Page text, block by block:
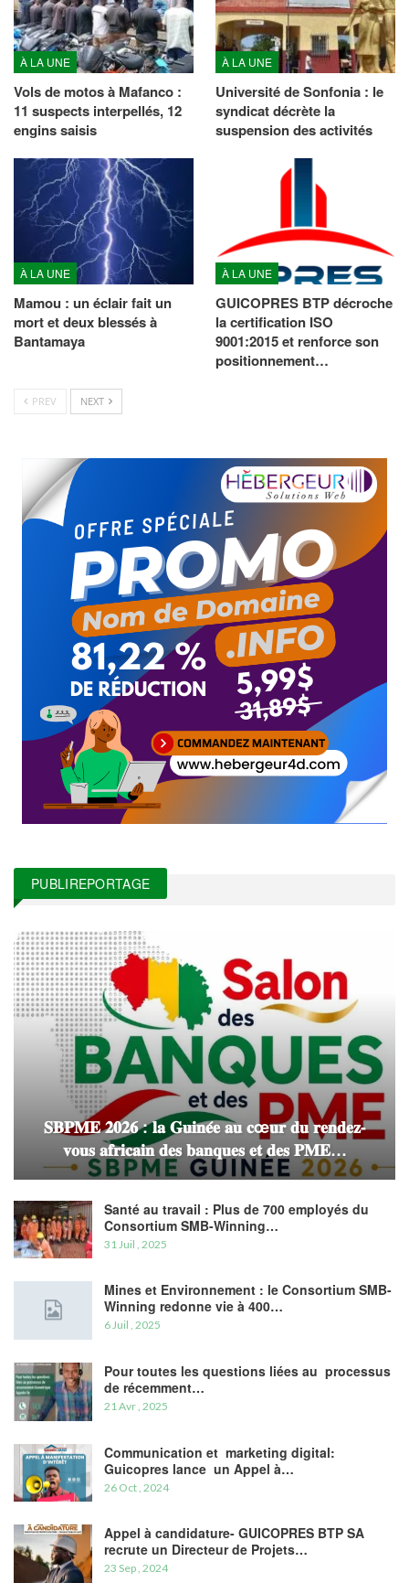
À LA UNE
Vols de motos à Mafanco :
11 suspects interpellés, 12
engins saisis
À LA UNE
Université de Sonfonia : le
syndicat décrète la
suspension des activités
À LA UNE
Mamou : un éclair fait un
mort et deux blessés à
Bantamaya
À LA UNE
GUICOPRES BTP décroche
la certification ISO
9001:2015 et renforce son
positionnement…
PREV NEXT
PUBLIREPORTAGE
𝐒𝐁𝐏𝐌𝐄 𝟐𝟎𝟐𝟔 : 𝐥𝐚 𝐆𝐮𝐢𝐧𝐞́𝐞 𝐚𝐮 𝐜œ𝐮𝐫 𝐝𝐮 𝐫𝐞𝐧𝐝𝐞𝐳-
𝐯𝐨𝐮𝐬 𝐚𝐟𝐫𝐢𝐜𝐚𝐢𝐧 𝐝𝐞𝐬 𝐛𝐚𝐧𝐪𝐮𝐞𝐬 𝐞𝐭 𝐝𝐞𝐬 𝐏𝐌𝐄…
Santé au travail : Plus de 700 employés du
Consortium SMB-Winning…
31 Juil , 2025
Mines et Environnement : le Consortium SMB-
Winning redonne vie à 400…
6 Juil , 2025
Pour toutes les questions liées au processus
de récemment…
21 Avr , 2025
Communication et marketing digital:
Guicopres lance un Appel à…
26 Oct , 2024
Appel à candidature- GUICOPRES BTP SA
recrute un Directeur de Projets…
23 Sep , 2024